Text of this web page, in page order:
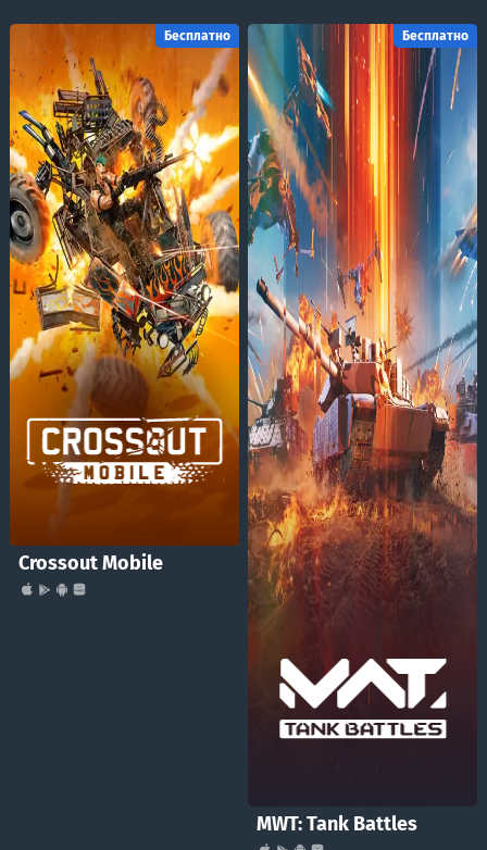
Бесплатно
Crossout Mobile
Бесплатно
MWT: Tank Battles